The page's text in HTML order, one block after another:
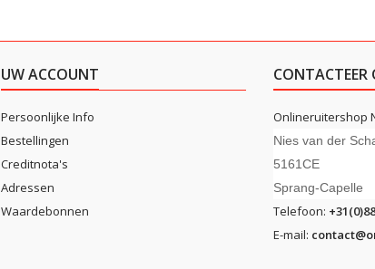
UW ACCOUNT
Persoonlijke Info
Bestellingen
Creditnota's
Adressen
Waardebonnen
CONTACTEER
Onlineruitershop
Nies van der
5161CE
Sprang-Capelle
Telefoon:
E-mail: